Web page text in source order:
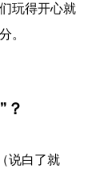
玩得开心就
。
？
说白了就